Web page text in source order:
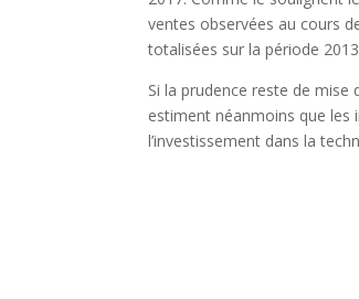
ventes observées au cours
totalisées sur la période
Si la prudence reste de mise
estiment néanmoins que les
l’investissement dans la